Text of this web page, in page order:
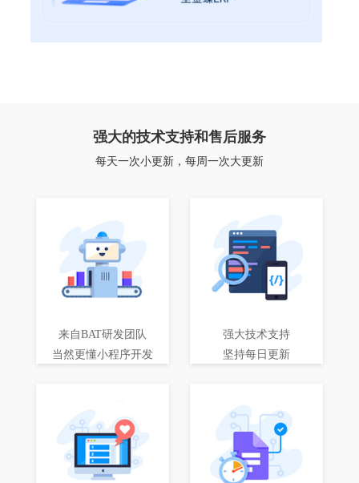
强大的技术支持和售后服务
每天一次小更新，每周一次大更新
来自BAT研发团队
当然更懂小程序开发
强大技术支持
坚持每日更新